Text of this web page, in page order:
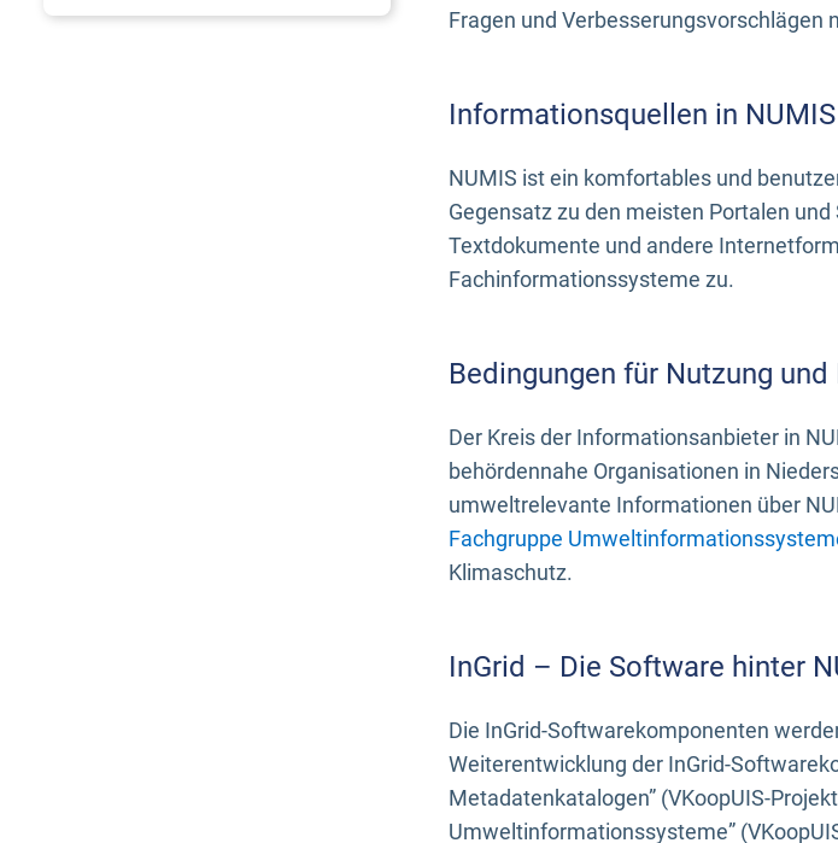
Fragen und Verbesserungsvorschlägen
Informationsquellen in NUMIS
NUMIS ist ein komfortables und
Gegensatz zu den meisten Portalen
Textdokumente und andere
Fachinformationssysteme zu.
Bedingungen für Nutzung
Der Kreis der Informationsanbieter in
behördennahe Organisationen in
umweltrelevante Informationen über
Fachgruppe
Klimaschutz.
InGrid – Die Software hinter
Die InGrid-Softwarekomponenten
Weiterentwicklung der InGrid-
Metadatenkatalogen” (VKoopUIS-
Umweltinformationssysteme”